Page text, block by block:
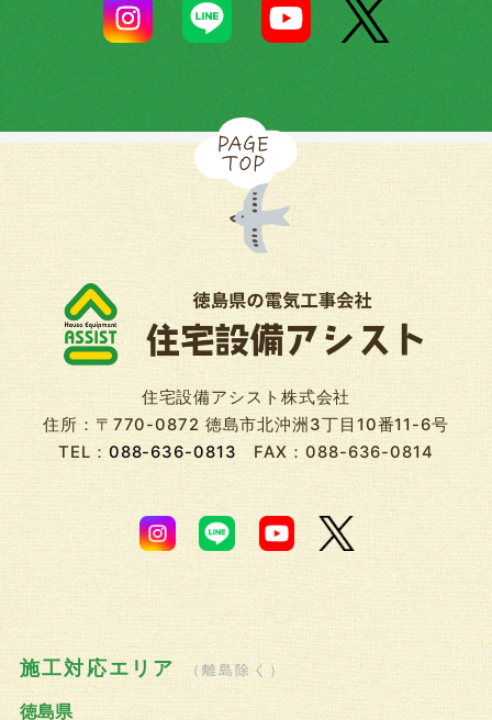
住宅設備アシスト株式会社
住所：〒770-0872 徳島市北沖洲3丁目10番11-6号
TEL：088-636-0813FAX：088-636-0814
施工対応エリア （離島除く）
徳島県